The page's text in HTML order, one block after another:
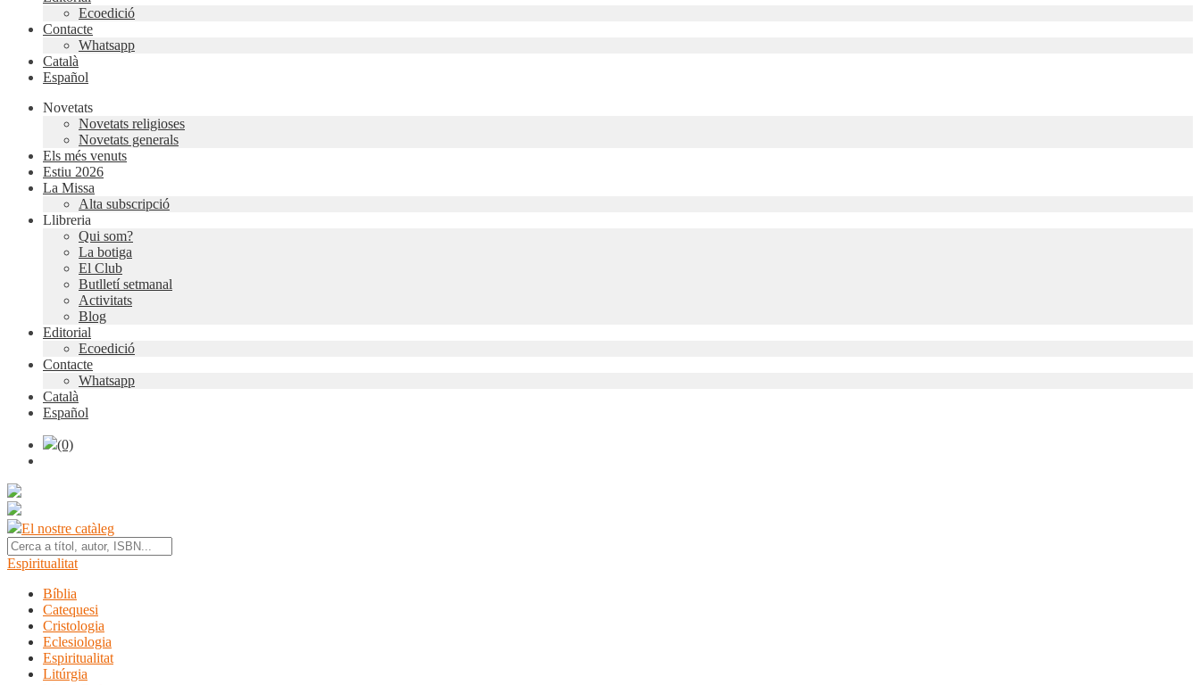
Ecoedició
Contacte
Whatsapp
Català
Español
Novetats
Novetats religioses
Novetats generals
Els més venuts
Estiu 2026
La Missa
Alta subscripció
Llibreria
Qui som?
La botiga
El Club
Butlletí setmanal
Activitats
Blog
Editorial
Ecoedició
Contacte
Whatsapp
Català
Español
(0)
El nostre catàleg
Espiritualitat
Bíblia
Catequesi
Cristologia
Eclesiologia
Espiritualitat
Litúrgia